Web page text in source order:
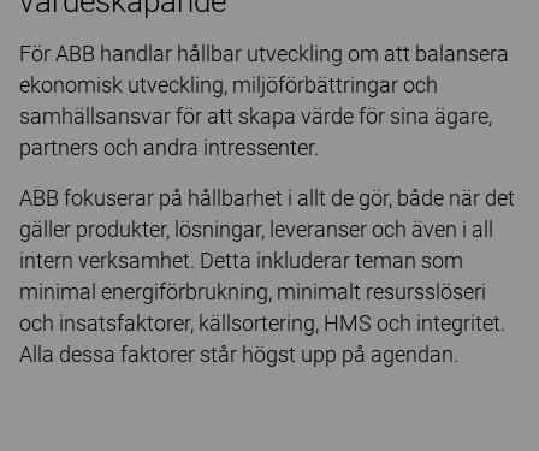
För ABB handlar hållbar utveckling om att balansera
ekonomisk utveckling, miljöförbättringar och
samhällsansvar för att skapa värde för sina ägare,
partners och andra intressenter.
ABB fokuserar på hållbarhet i allt de gör, både när det
gäller produkter, lösningar, leveranser och även i all
intern verksamhet. Detta inkluderar teman som
minimal energiförbrukning, minimalt resursslöseri
och insatsfaktorer, källsortering, HMS och integritet.
Alla dessa faktorer står högst upp på agendan.